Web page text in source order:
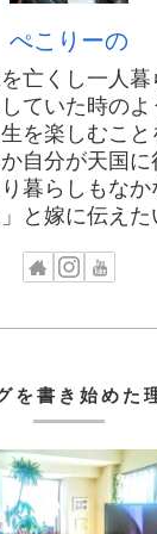
ぺこりーの
亡くし一人暮
ていた時のよ
を楽しむこと
自分が天国に
暮らしもなか
と嫁に伝えた
を書き始めた